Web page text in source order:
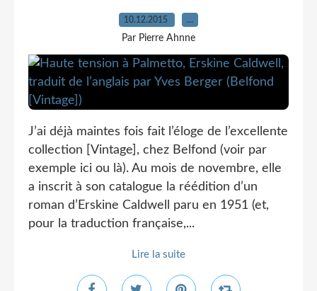
10.12.2015 …
Par Pierre Ahnne
J’ai déjà maintes fois fait l’éloge de l’excellente
collection [Vintage], chez Belfond (voir par
exemple ici ou là). Au mois de novembre, elle
a inscrit à son catalogue la réédition d’un
roman d’Erskine Caldwell paru en 1951 (et,
pour la traduction française,...
Lire la suite